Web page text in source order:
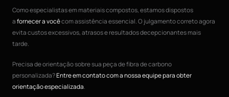
Como especialistas em materiais compostos, estamos dispostos
afornecer a vocêcom assistência essencial. O julgamento correto agora
evita custos excessivos, atrasos e resultados decepcionantes mais
tarde.
Precisa de orientação sobre sua peça de fibra de carbono
personalizada?Entre em contato com a nossa equipe para obter
orientação especializada.